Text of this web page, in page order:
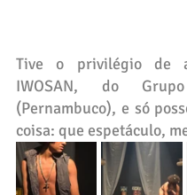
Tive o privilégio de
IWOSAN, do
(Pernambuco), e só
coisa: que espetáculo,